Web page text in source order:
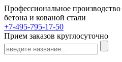
Профессиональное
бетона и кованой стали
+7-495-795-17-50
Прием заказов круглосуточно